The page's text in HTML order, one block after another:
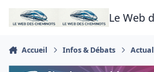
Aller au contenu
Le Web
Accueil Infos & Débats